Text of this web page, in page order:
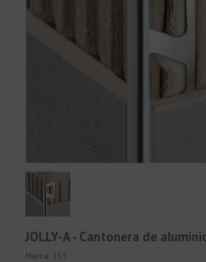
JOLLY-A - Cantonera de
Marca: 153